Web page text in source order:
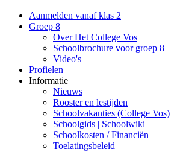
Aanmelden vanaf klas 2
Groep 8
Over Het College Vos
Schoolbrochure voor groep 8
Video's
Profielen
Informatie
Nieuws
Rooster en lestijden
Schoolvakanties (College Vos)
Schoolgids | Schoolwiki
Schoolkosten / Financiën
Toelatingsbeleid